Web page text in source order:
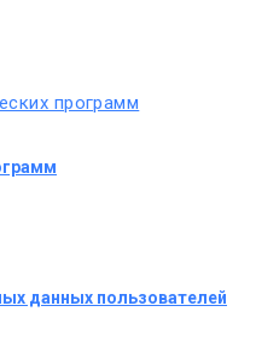
данных пользователей